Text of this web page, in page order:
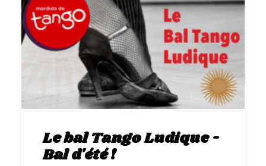
Le bal Tango Ludique -
Bal d'été !